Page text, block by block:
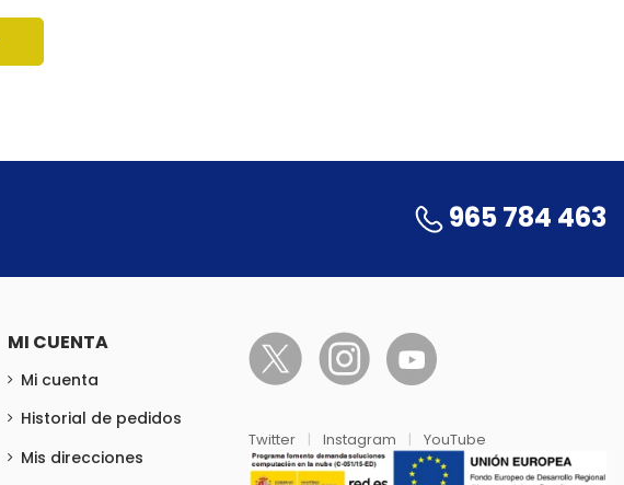
965 784 463
MI CUENTA
Mi cuenta
Historial de pedidos
Mis direcciones
Twitter | Instagram | YouTube